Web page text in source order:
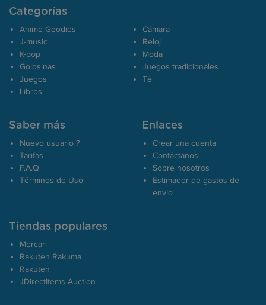
Categorías
Anime Goodies
J-music
K-pop
Golosinas
Juegos
Libros
Cámara
Reloj
Moda
Juegos tradicionales
Té
Saber más
Nuevo usuario ?
Tarifas
F.A.Q
Términos de Uso
Enlaces
Crear una cuenta
Contáctanos
Sobre nosotros
Estimador de gastos de
envío
Tiendas populares
Mercari
Rakuten Rakuma
Rakuten
JDirectItems Auction